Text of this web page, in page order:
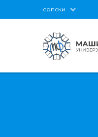
српски